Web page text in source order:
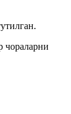
чораларни